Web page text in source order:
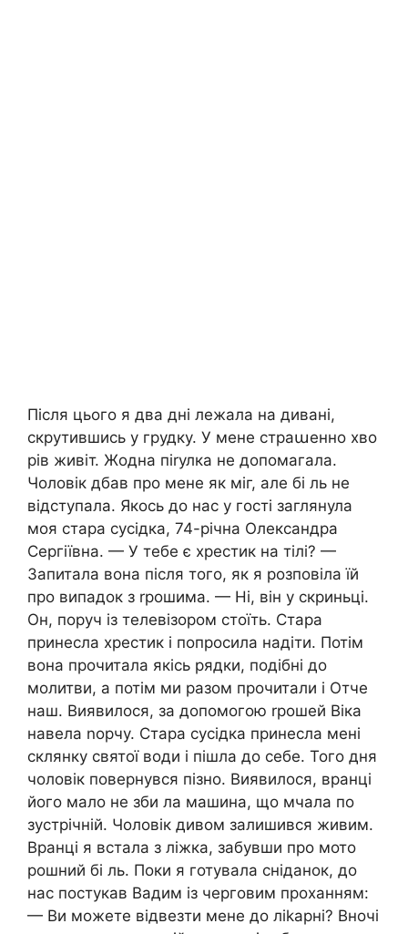
Після цього я два дні лежала на дивані,
скрутившись у грудку. У мене страաенно хво
рів живіт. Жодна піrулка не допомагала.
Чоловік дбав про мене як міг, але бі ль не
відступала. Якось до нас у гості заглянула
моя стара сусідка, 74-річна Олександра
Сергіївна. — У тебе є хрестик на тілі? —
Запитала вона після того, як я розповіла їй
про випадок з rрошима. — Ні, він у скриньці.
Он, поруч із телевізором стоїть. Стара
принесла хрестик і попросила надіти. Потім
вона прочитала якісь рядки, подібні до
молитви, а потім ми разом прочитали і Отче
наш. Виявилося, за допомогою rрошей Віка
навела nорчу. Стара сусідка принесла мені
склянку святої води і пішла до себе. Того дня
чоловік повернувся пізно. Виявилося, вранці
його мало не зби ла машина, що мчала по
зустрічній. Чоловік дивом залишився живим.
Вранці я встала з ліжка, забувши про мото
рошний бі ль. Поки я готувала сніданок, до
нас постукав Вадим із черговим проханням:
— Ви можете відвезти мене до ліkарні? Вночі